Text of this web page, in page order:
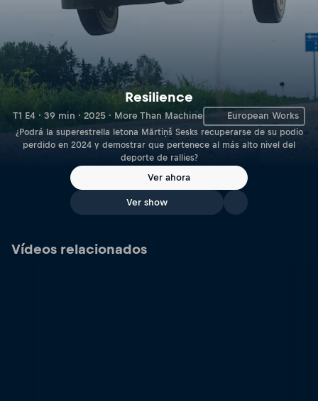
Resilience
T1 E4 · 39 min · 2025 · More Than Machine European Works
¿Podrá la superestrella letona Mārtiņš Sesks recuperarse de su podio
perdido en 2024 y demostrar que pertenece al más alto nivel del
deporte de rallies?
Ver ahora
Ver show
Vídeos relacionados